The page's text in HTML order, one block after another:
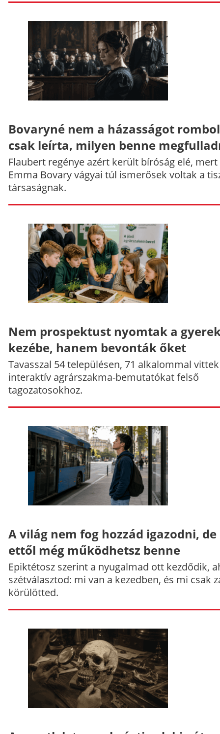
Bovaryné nem a házasságot
csak leírta, milyen benne
Flaubert regénye azért került bíróság elé, mert
Emma Bovary vágyai túl ismerősek voltak a
társaságnak.
Nem prospektust nyomtak a
kezébe, hanem bevonták őket
Tavasszal 54 településen, 71 alkalommal vittek
interaktív agrárszakma-bemutatókat felső
tagozatosokhoz.
A világ nem fog hozzád igazodni, de
ettől még működhetsz benne
Epiktétosz szerint a nyugalmad ott kezdődik,
szétválasztod: mi van a kezedben, és mi csak
körülötted.